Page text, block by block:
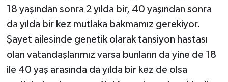
18 yaşından sonra 2 yılda bir, 40 yaşından sonra
da yılda bir kez mutlaka bakmamız gerekiyor.
Şayet ailesinde genetik olarak tansiyon hastası
olan vatandaşlarımız varsa bunların da yine de 18
ile 40 yaş arasında da yılda bir kez de olsa